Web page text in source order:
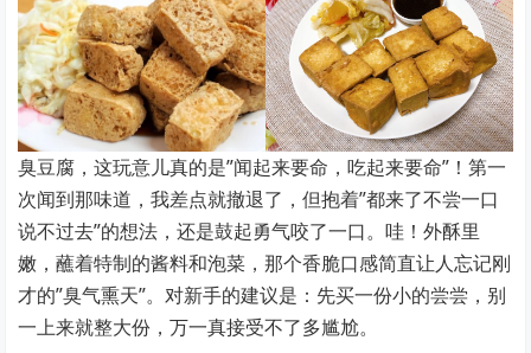
臭豆腐，这玩意儿真的是”闻起来要命，吃起来要命”！第一
次闻到那味道，我差点就撤退了，但抱着”都来了不尝一口
说不过去”的想法，还是鼓起勇气咬了一口。哇！外酥里
嫩，蘸着特制的酱料和泡菜，那个香脆口感简直让人忘记刚
才的”臭气熏天”。对新手的建议是：先买一份小的尝尝，别
一上来就整大份，万一真接受不了多尴尬。